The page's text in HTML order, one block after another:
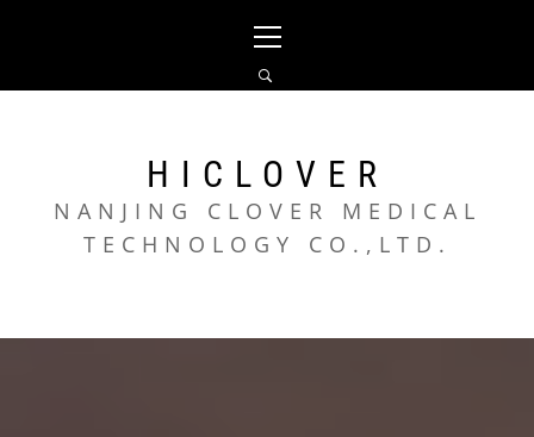
Menu
HICLOVER
NANJING CLOVER MEDICAL
TECHNOLOGY CO.,LTD.